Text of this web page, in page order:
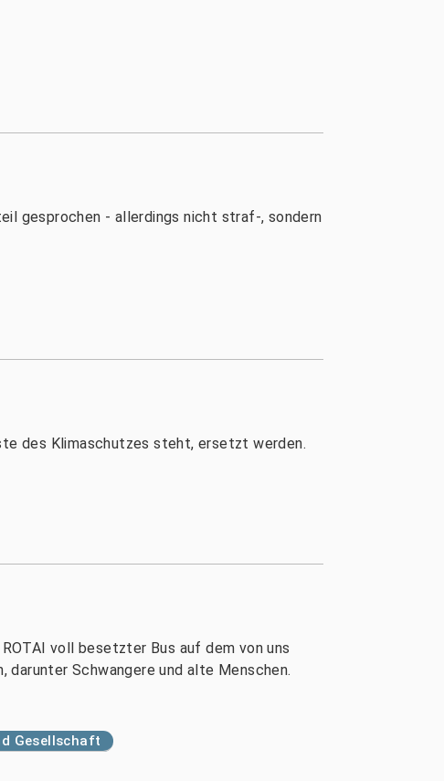
gesprochen - allerdings nicht straf-, sondern
des Klimaschutzes steht, ersetzt werden.
voll besetzter Bus auf dem von uns
darunter Schwangere und alte Menschen.
Gesellschaft